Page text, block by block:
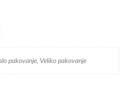
pakovanje, Veliko pakovanje